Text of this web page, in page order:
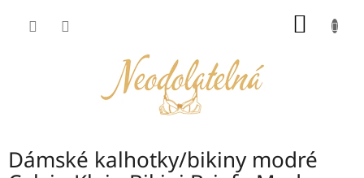
Dámské kalhotky/bikiny modré